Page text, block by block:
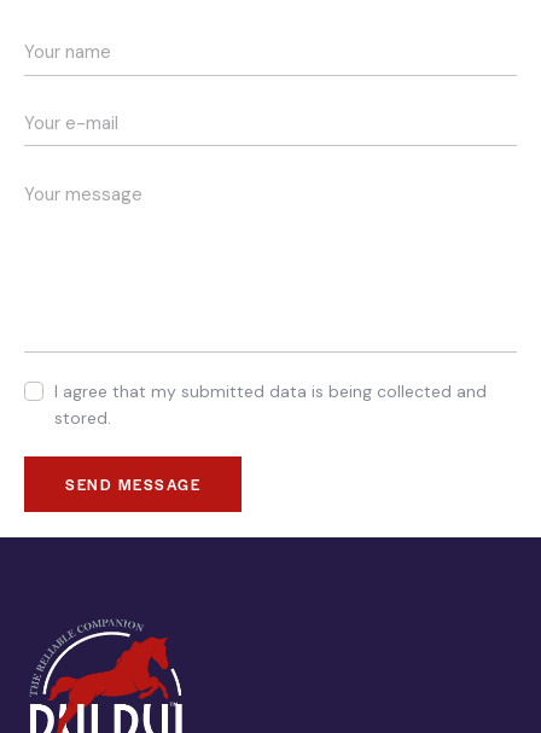
I agree that my submitted data is being collected and
stored.
SEND MESSAGE